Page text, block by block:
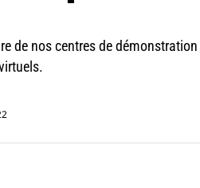
de nos centres de